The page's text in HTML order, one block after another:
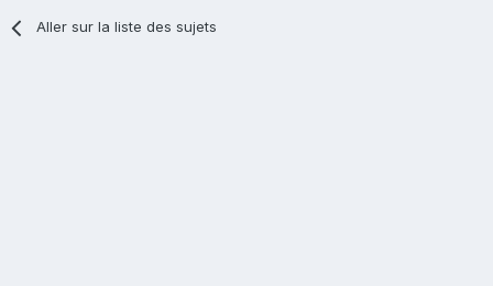
Aller sur la liste des sujets